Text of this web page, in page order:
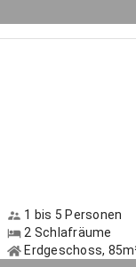
Im Ort können Sie
Unsere Garten ist ein
Urlaubstag
1 bis 5 Personen
2 Schlafräume
Erdgeschoss,